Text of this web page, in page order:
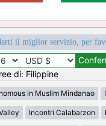
il miglior servizio, per
di: Filippine
in Muslim Mindanao
Incontri Calabarzon